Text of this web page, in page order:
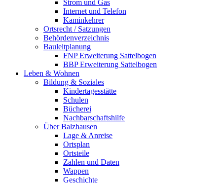
Strom und Gas
Internet und Telefon
Kaminkehrer
Ortsrecht / Satzungen
Behördenverzeichnis
Bauleitplanung
FNP Erweiterung Sattelbogen
BBP Erweiterung Sattelbogen
Leben & Wohnen
Bildung & Soziales
Kindertagesstätte
Schulen
Bücherei
Nachbarschaftshilfe
Über Balzhausen
Lage & Anreise
Ortsplan
Ortsteile
Zahlen und Daten
Wappen
Geschichte